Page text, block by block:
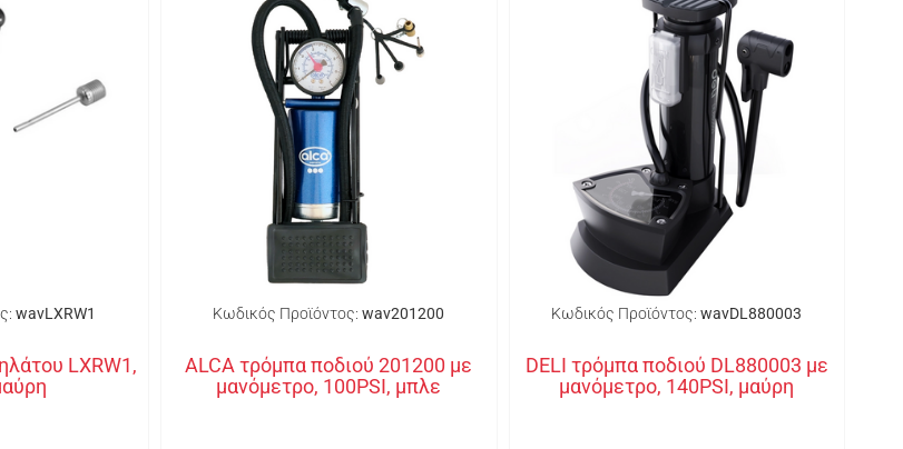
wavLXRW1
LXRW1,
Κωδικός Προϊόντος: wav201200
ALCA τρόμπα ποδιού 201200 με
μανόμετρο, 100PSI, μπλε
Κωδικός Προϊόντος: wavDL880003
DELI τρόμπα ποδιού DL880003 με
μανόμετρο, 140PSI, μαύρη